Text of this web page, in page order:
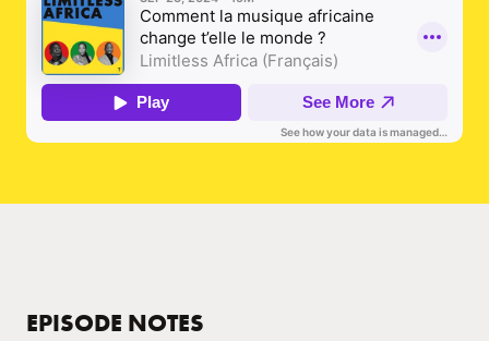
EPISODE NOTES